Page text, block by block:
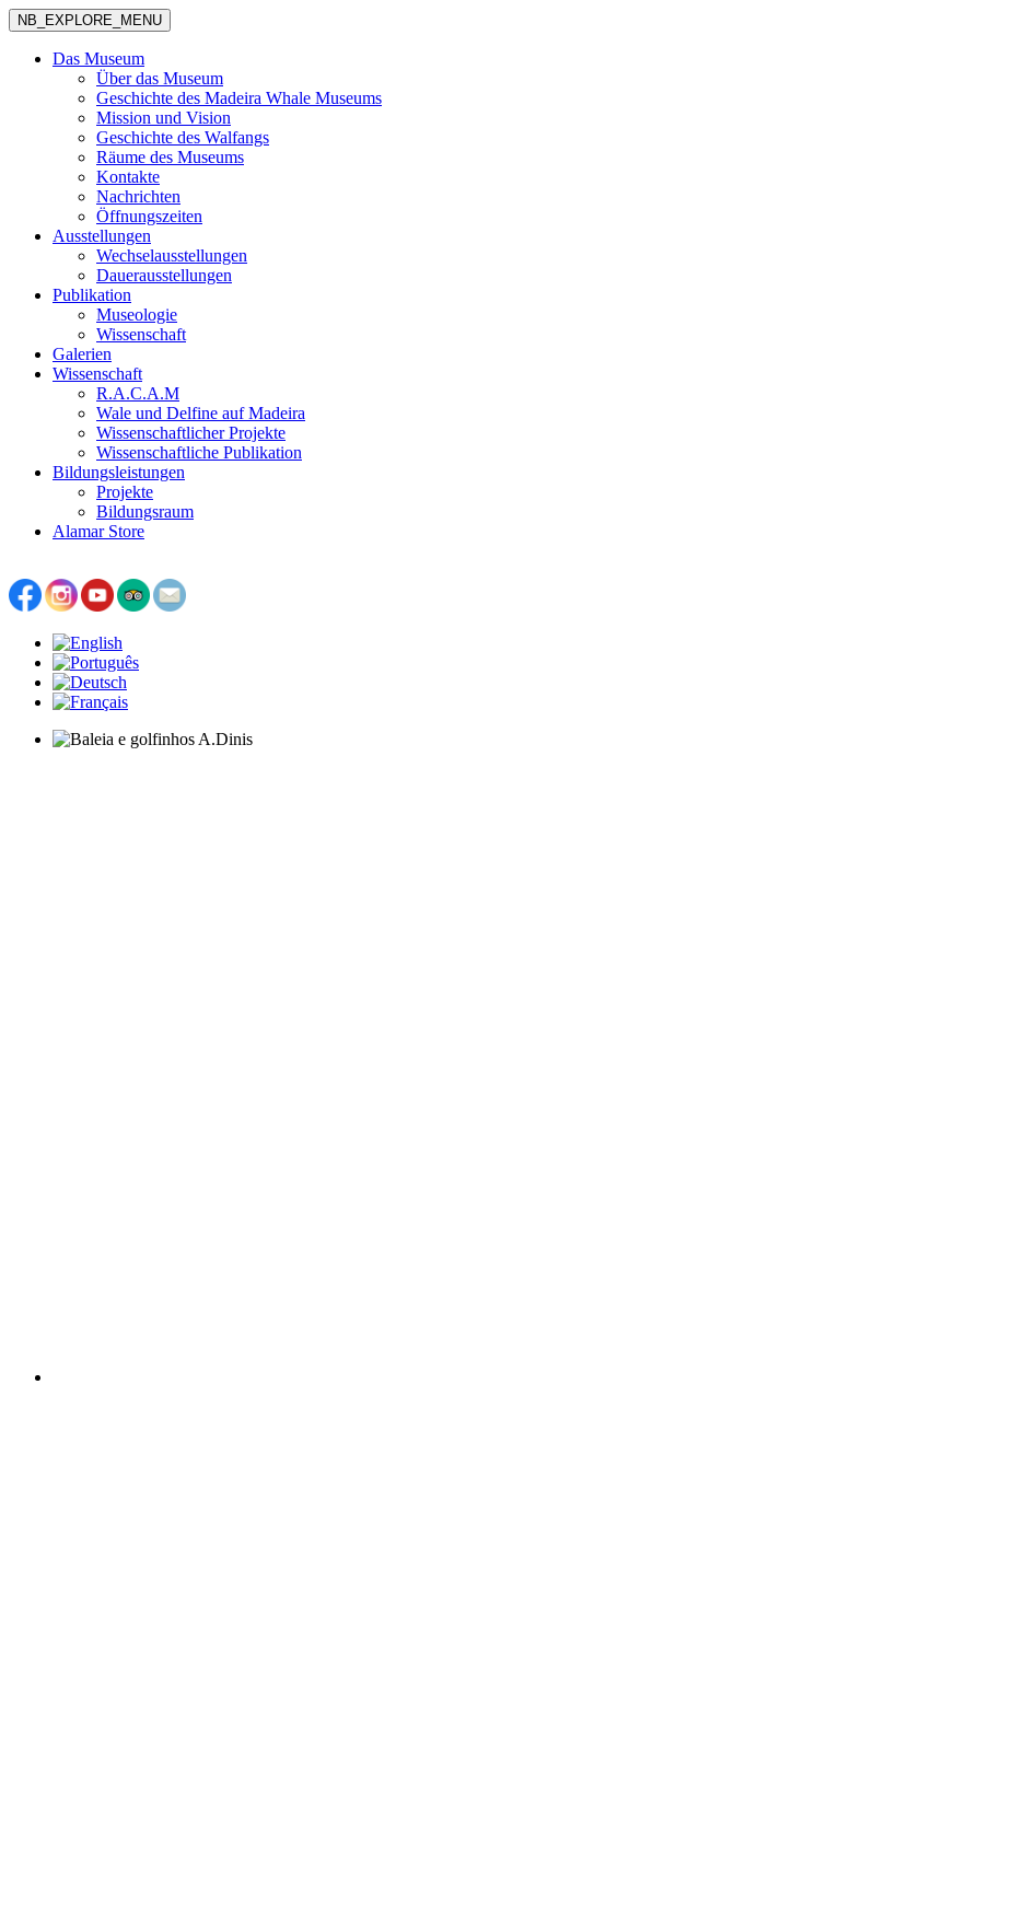
NB_EXPLORE_MENU
Das Museum
Über das Museum
Geschichte des Madeira Whale Museums
Mission und Vision
Geschichte des Walfangs
Räume des Museums
Kontakte
Nachrichten
Öffnungszeiten
Ausstellungen
Wechselausstellungen
Dauerausstellungen
Publikation
Museologie
Wissenschaft
Galerien
Wissenschaft
R.A.C.A.M
Wale und Delfine auf Madeira
Wissenschaftlicher Projekte
Wissenschaftliche Publikation
Bildungsleistungen
Projekte
Bildungsraum
Alamar Store